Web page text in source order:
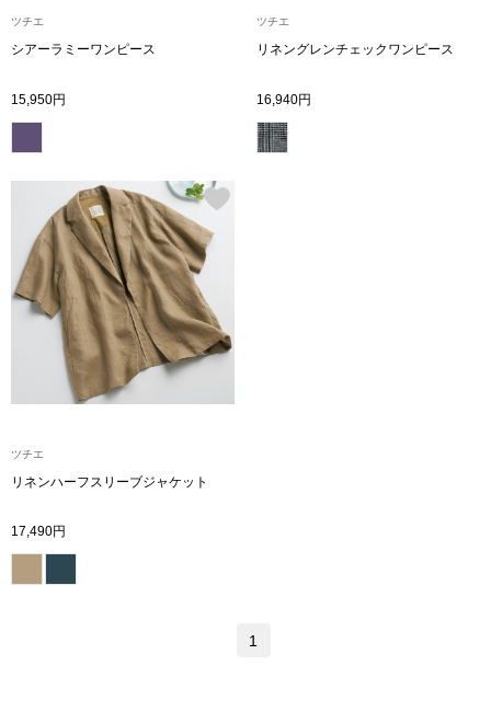
集
ツチエ
シアーラミーワンピース
15,950円
ツチエ
リネングレンチェックワンピース
16,940円
ツチエ
リネンハーフスリーブジャケット
17,490円
1